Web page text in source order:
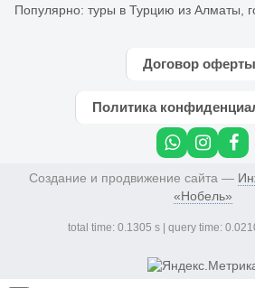
Популярно: туры в Турцию из Алматы
Договор оферты
Политика
Создание и продвижение сайта —
«Нобель»
total time: 0.1305 s | query time: